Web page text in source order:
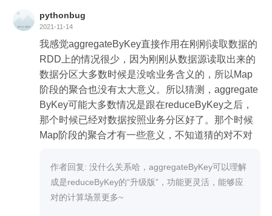
g，只不过reduceByKey调用
combineByKeyWithClassTag的入参mergeValue和
mergeCombiners是相等的，aggregateByKey是用
户指定可以不等的，也就是说
reduceByKey是一种特殊的aggregateByKey。
            textFile.flatMap(lambda line: line.split(" "))
                .filter(lambda word: word != "")
                    .map(lambda word: (word, 1))
                        .aggregateByKey(0, f1, f1)
                            .sortBy(lambda x: x[1], False)
                                .take(5))
print(wordCount)
```
pythonbug
2021-11-14
我感觉aggregateByKey直接作用在刚刚读取数据的
RDD上的情况很少，因为刚刚从数据源读取出来的
数据分区大多数时候是没啥业务含义的，所以Map
阶段的聚合也没有太大意义。所以猜测，aggregate
ByKey可能大多数情况是跟在reduceByKey之后，
那个时候已经对数据按照业务分区好了。那个时候
Map阶段的聚合才有一些意义，不知道猜的对不对
作者回复: 没什么关系哈，aggregateByKey可以理解
成是reduceByKey的“升级版”，功能更灵活，能够应
对的计算场景更多~